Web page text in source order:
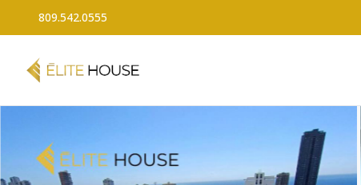
809.542.0555